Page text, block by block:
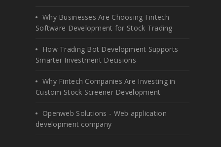
Why Businesses Are Choosing Fintech
Software Development for Stock Trading
How Trading Bot Development Supports
Smarter Investment Decisions
Why Fintech Companies Are Investing in
Custom Stock Screener Development
Openweb Solutions - Web application
development company